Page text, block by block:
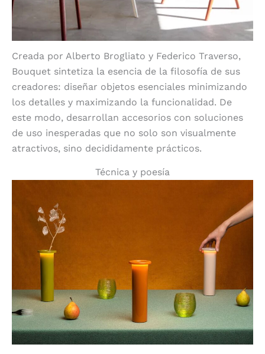
Creada por Alberto Brogliato y Federico Traverso,
Bouquet sintetiza la esencia de la filosofía de sus
creadores: diseñar objetos esenciales minimizando
los detalles y maximizando la funcionalidad. De
este modo, desarrollan accesorios con soluciones
de uso inesperadas que no solo son visualmente
atractivos, sino decididamente prácticos.
Técnica y poesía